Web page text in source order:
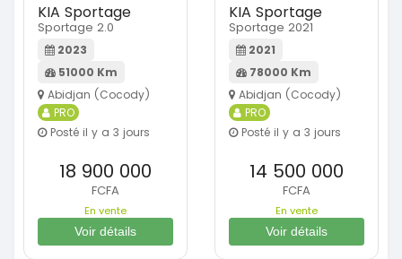
KIA Sportage
Sportage 2.0
2023
51000 Km
Abidjan (Cocody)
PRO
Posté il y a 3 jours
18 900 000
FCFA
En vente
Voir détails
KIA Sportage
Sportage 2021
2021
78000 Km
Abidjan (Cocody)
PRO
Posté il y a 3 jours
14 500 000
FCFA
En vente
Voir détails